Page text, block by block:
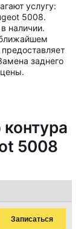
услугу:
5008.
наличии.
заднего
5008
Записаться